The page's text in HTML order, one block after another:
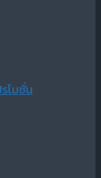
โมชั่น